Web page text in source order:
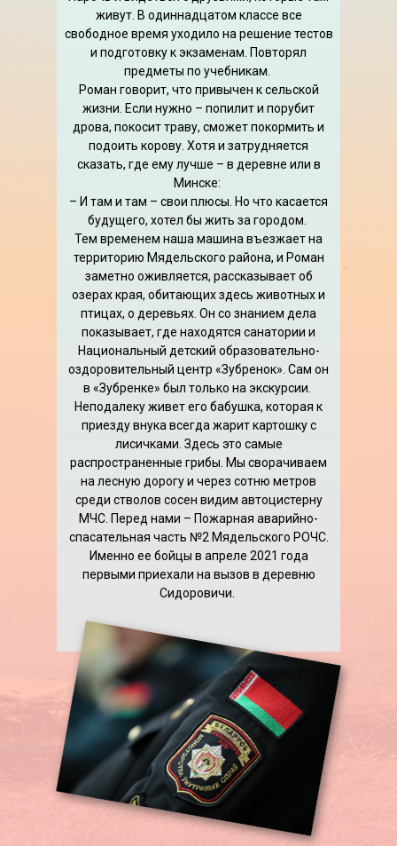
живут. В одиннадцатом классе все
свободное время уходило на решение тестов
и подготовку к экзаменам. Повторял
предметы по учебникам.
Роман говорит, что привычен к сельской
жизни. Если нужно – попилит и порубит
дрова, покосит траву, сможет покормить и
подоить корову. Хотя и затрудняется
сказать, где ему лучше – в деревне или в
Минске:
– И там и там – свои плюсы. Но что касается
будущего, хотел бы жить за городом.
Тем временем наша машина въезжает на
территорию Мядельского района, и Роман
заметно оживляется, рассказывает об
озерах края, обитающих здесь животных и
птицах, о деревьях. Он со знанием дела
показывает, где находятся санатории и
Национальный детский образовательно-
оздоровительный центр «Зубренок». Сам он
в «Зубренке» был только на экскурсии.
Неподалеку живет его бабушка, которая к
приезду внука всегда жарит картошку с
лисичками. Здесь это самые
распространенные грибы. Мы сворачиваем
на лесную дорогу и через сотню метров
среди стволов сосен видим автоцистерну
МЧС. Перед нами – Пожарная аварийно-
спасательная часть №2 Мядельского РОЧС.
Именно ее бойцы в апреле 2021 года
первыми приехали на вызов в деревню
Сидоровичи.